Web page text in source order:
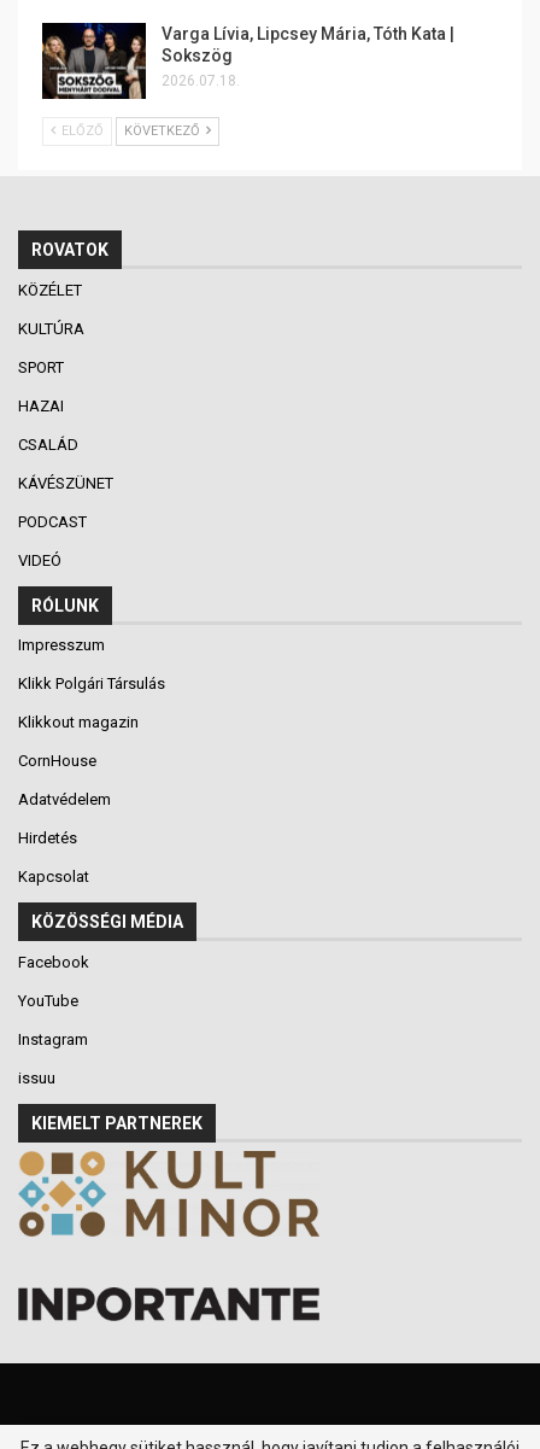
Varga Lívia, Lipcsey Mária, Tóth Kata |
Sokszög
2026.07.18.
ELŐZŐ KÖVETKEZŐ
ROVATOK
KÖZÉLET
KULTÚRA
SPORT
HAZAI
CSALÁD
KÁVÉSZÜNET
PODCAST
VIDEÓ
RÓLUNK
Impresszum
Klikk Polgári Társulás
Klikkout magazin
CornHouse
Adatvédelem
Hirdetés
Kapcsolat
KÖZÖSSÉGI MÉDIA
Facebook
YouTube
Instagram
issuu
KIEMELT PARTNEREK